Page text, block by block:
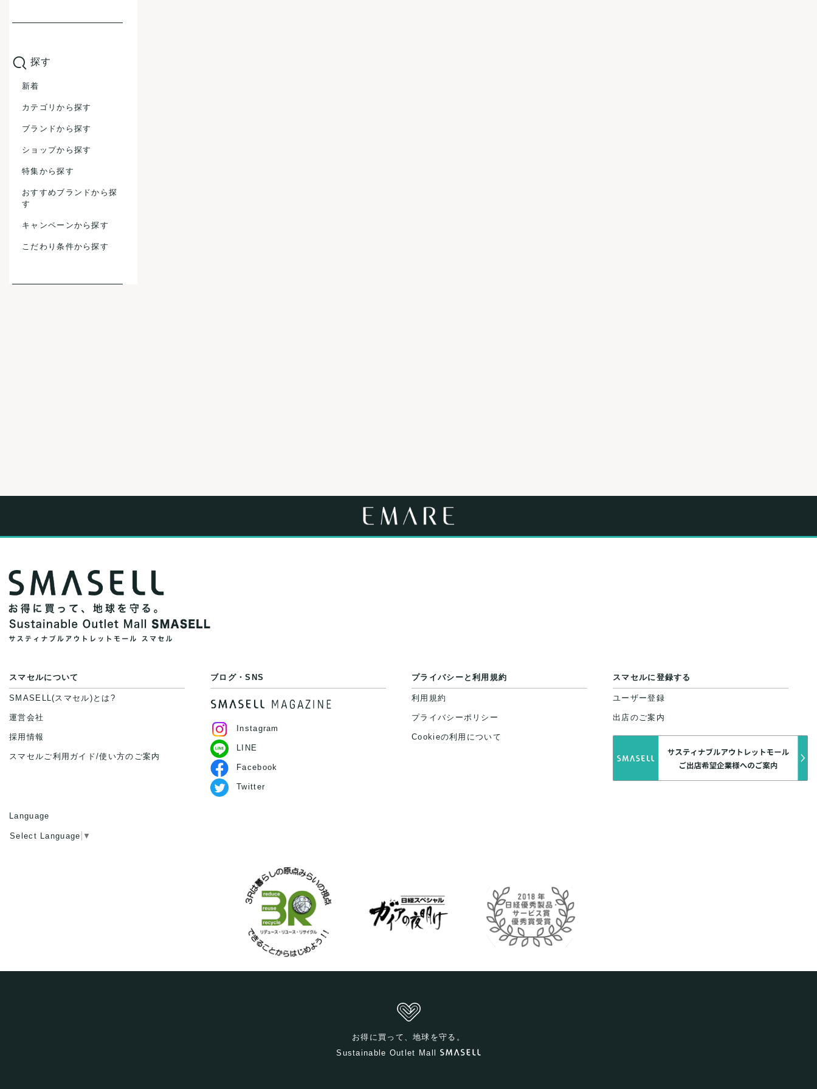
探す
新着
カテゴリから探す
ブランドから探す
ショップから探す
特集から探す
おすすめブランドから探
す
キャンペーンから探す
こだわり条件から探す
スマセルについて
SMASELL(スマセル)とは?
運営会社
採用情報
スマセルご利用ガイド/使い方のご案内
ブログ・SNS
Instagram
LINE
Facebook
Twitter
プライバシーと利用規約
利用規約
プライバシーポリシー
Cookieの利用について
スマセルに登録する
ユーザー登録
出店のご案内
Language
Select Language ▼
お得に買って、地球を守る。
Sustainable Outlet Mall